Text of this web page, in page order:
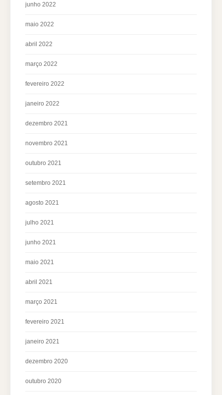
junho 2022
maio 2022
abril 2022
março 2022
fevereiro 2022
janeiro 2022
dezembro 2021
novembro 2021
outubro 2021
setembro 2021
agosto 2021
julho 2021
junho 2021
maio 2021
abril 2021
março 2021
fevereiro 2021
janeiro 2021
dezembro 2020
outubro 2020